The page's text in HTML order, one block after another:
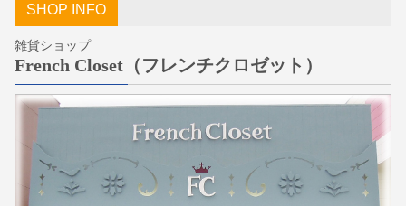
SHOP INFO
雑貨ショップ
French Closet（フレンチクロゼット）